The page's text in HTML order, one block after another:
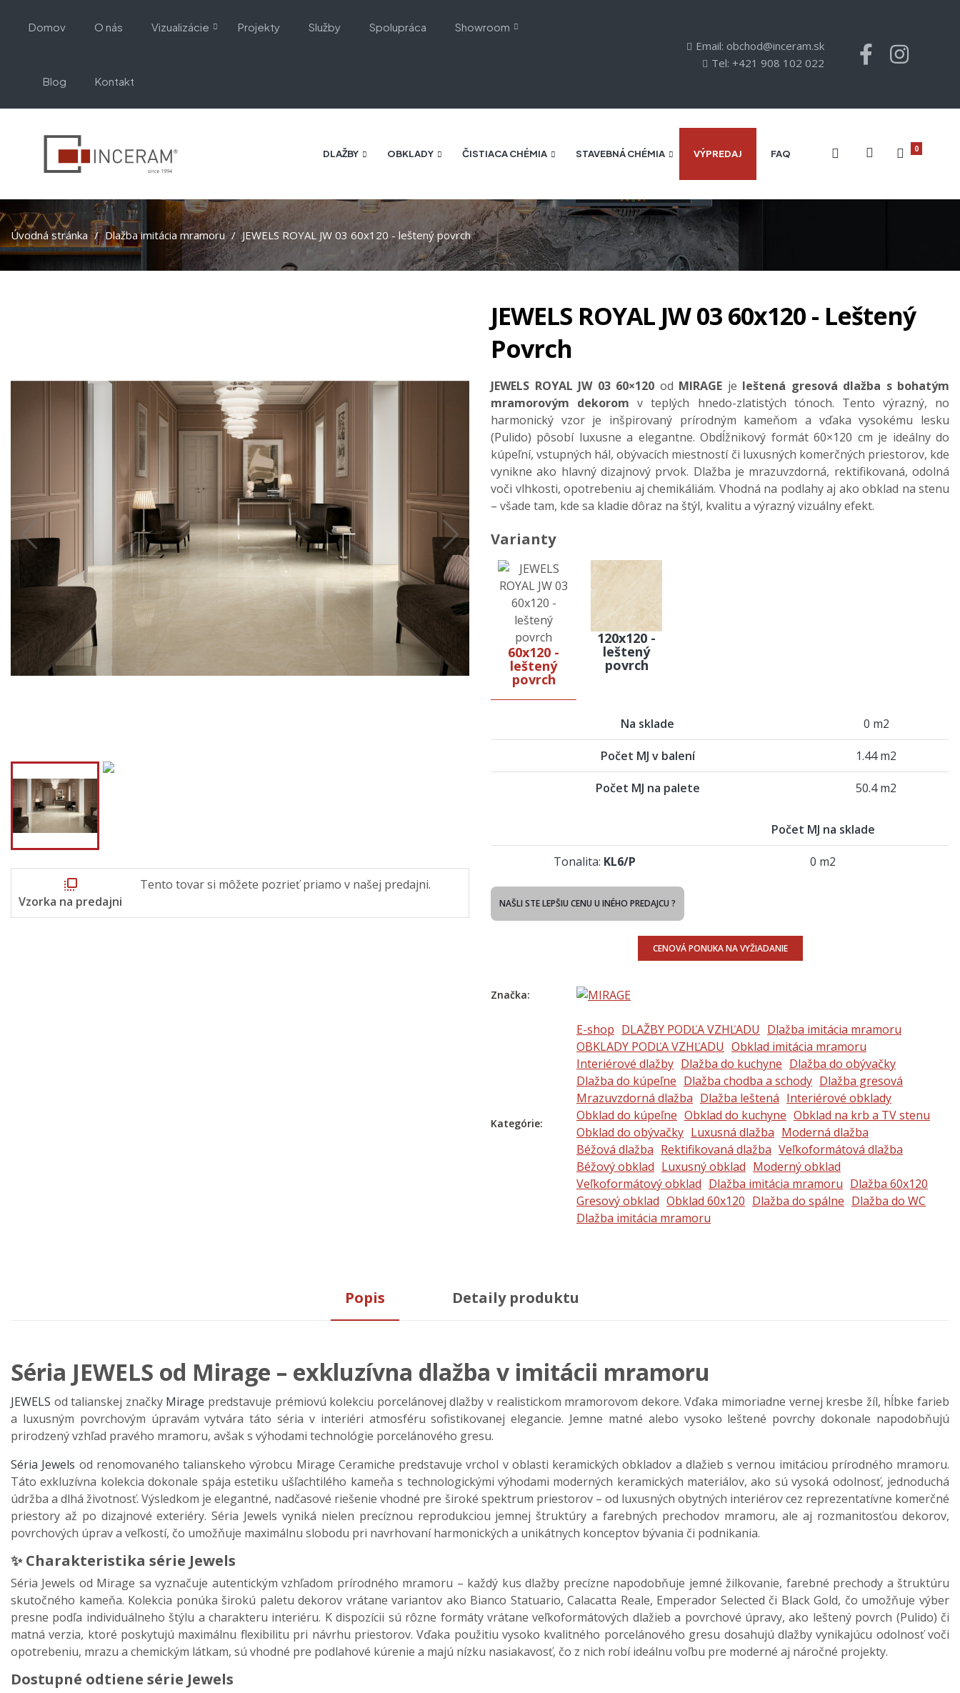
Domov O nás Vizualizácie Projekty Služby Spolupráca Showroom
Blog Kontakt
Email: obchod@inceram.sk
Tel: +421 908 102 022
DLAŽBY OBKLADY ČISTIACA CHÉMIA STAVEBNÁ CHÉMIA VÝPREDAJ FAQ 0
Úvodná stránka Dlažba imitácia mramoru JEWELS ROYAL JW 03 60x120 - leštený povrch
flip_to_front
Vzorka na predajni
Tento tovar si môžete pozrieť priamo v našej predajni.
JEWELS ROYAL JW 03 60x120 - Leštený
Povrch
JEWELS ROYAL JW 03 60×120 od MIRAGE je leštená gresová dlažba s bohatým
mramorovým dekorom v teplých hnedo-zlatistých tónoch. Tento výrazný, no
harmonický vzor je inšpirovaný prírodným kameňom a vďaka vysokému lesku
(Pulido) pôsobí luxusne a elegantne. Obdĺžnikový formát 60×120 cm je ideálny do
kúpeľní, vstupných hál, obývacích miestností či luxusných komerčných priestorov, kde
vynikne ako hlavný dizajnový prvok. Dlažba je mrazuvzdorná, rektifikovaná, odolná
voči vlhkosti, opotrebeniu aj chemikáliám. Vhodná na podlahy aj ako obklad na stenu
– všade tam, kde sa kladie dôraz na štýl, kvalitu a výrazný vizuálny efekt.
Varianty
60x120 -
leštený
povrch
120x120 -
leštený
povrch
Na sklade 0 m2
Počet MJ v balení 1.44 m2
Počet MJ na palete 50.4 m2
Počet MJ na sklade
Tonalita: KL6/P 0 m2
NAŠLI STE LEPŠIU CENU U INÉHO PREDAJCU ?
CENOVÁ PONUKA NA VYŽIADANIE
Značka:
Kategórie:
E-shop DLAŽBY PODĽA VZHĽADU Dlažba imitácia mramoru
OBKLADY PODĽA VZHĽADU Obklad imitácia mramoru
Interiérové dlažby Dlažba do kuchyne Dlažba do obývačky
Dlažba do kúpeľne Dlažba chodba a schody Dlažba gresová
Mrazuvzdorná dlažba Dlažba leštená Interiérové obklady
Obklad do kúpeľne Obklad do kuchyne Obklad na krb a TV stenu
Obklad do obývačky Luxusná dlažba Moderná dlažba
Béžová dlažba Rektifikovaná dlažba Veľkoformátová dlažba
Béžový obklad Luxusný obklad Moderný obklad
Veľkoformátový obklad Dlažba imitácia mramoru Dlažba 60x120
Gresový obklad Obklad 60x120 Dlažba do spálne Dlažba do WC
Dlažba imitácia mramoru
Popis Detaily produktu
Séria JEWELS od Mirage – exkluzívna dlažba v imitácii mramoru
JEWELS od talianskej značky Mirage predstavuje prémiovú kolekciu porcelánovej dlažby v realistickom mramorovom dekore. Vďaka mimoriadne vernej kresbe žíl, hĺbke farieb
a luxusným povrchovým úpravám vytvára táto séria v interiéri atmosféru sofistikovanej elegancie. Jemne matné alebo vysoko leštené povrchy dokonale napodobňujú
prirodzený vzhľad pravého mramoru, avšak s výhodami technológie porcelánového gresu.
Séria Jewels od renomovaného talianskeho výrobcu Mirage Ceramiche predstavuje vrchol v oblasti keramických obkladov a dlažieb s vernou imitáciou prírodného mramoru.
Táto exkluzívna kolekcia dokonale spája estetiku ušľachtilého kameňa s technologickými výhodami moderných keramických materiálov, ako sú vysoká odolnosť, jednoduchá
údržba a dlhá životnosť. Výsledkom je elegantné, nadčasové riešenie vhodné pre široké spektrum priestorov – od luxusných obytných interiérov cez reprezentatívne komerčné
priestory až po dizajnové exteriéry. Séria Jewels vyniká nielen precíznou reprodukciou jemnej štruktúry a farebných prechodov mramoru, ale aj rozmanitosťou dekorov,
povrchových úprav a veľkostí, čo umožňuje maximálnu slobodu pri navrhovaní harmonických a unikátnych konceptov bývania či podnikania.
✨ Charakteristika série Jewels
Séria Jewels od Mirage sa vyznačuje autentickým vzhľadom prírodného mramoru – každý kus dlažby precízne napodobňuje jemné žilkovanie, farebné prechody a štruktúru
skutočného kameňa. Kolekcia ponúka širokú paletu dekorov vrátane variantov ako Bianco Statuario, Calacatta Reale, Emperador Selected či Black Gold, čo umožňuje výber
presne podľa individuálneho štýlu a charakteru interiéru. K dispozícii sú rôzne formáty vrátane veľkoformátových dlažieb a povrchové úpravy, ako leštený povrch (Pulido) či
matná verzia, ktoré poskytujú maximálnu flexibilitu pri návrhu priestorov. Vďaka použitiu vysoko kvalitného porcelánového gresu dosahujú dlažby vynikajúcu odolnosť voči
opotrebeniu, mrazu a chemickým látkam, sú vhodné pre podlahové kúrenie a majú nízku nasiakavosť, čo z nich robí ideálnu voľbu pre moderné aj náročné projekty.
Dostupné odtiene série Jewels